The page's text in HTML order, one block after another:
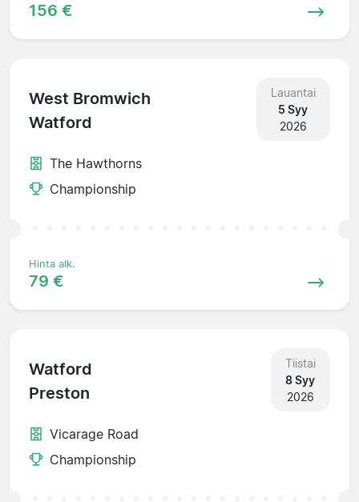
156 €
West Bromwich
Watford
Lauantai
5 Syy
2026
The Hawthorns
Championship
Hinta alk.
79 €
Watford
Preston
Tiistai
8 Syy
2026
Vicarage Road
Championship